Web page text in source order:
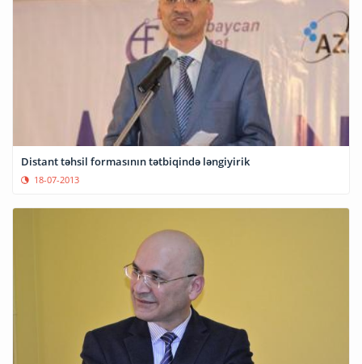
Distant təhsil formasının tətbiqində ləngiyirik
18-07-2013